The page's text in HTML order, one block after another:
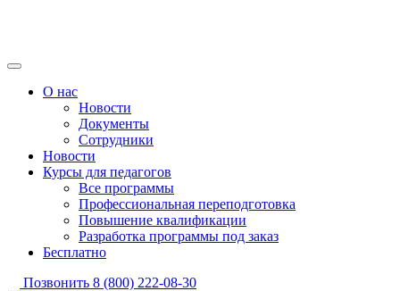
О нас
Новости
Документы
Сотрудники
Новости
Курсы для педагогов
Все программы
Профессиональная переподготовка
Повышение квалификации
Разработка программы под заказ
Бесплатно
Позвонить 8 (800) 222-08-30